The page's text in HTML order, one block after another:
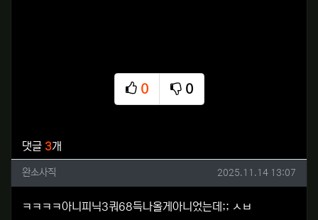
0
추천
0
비추천
댓글 3개
완소사직님의 댓글
완소사직 작성일
2025.11.14 13:07
ㅋㅋㅋㅋ아니피닉3쿼68득나올게아니었는데;; ㅅㅂ